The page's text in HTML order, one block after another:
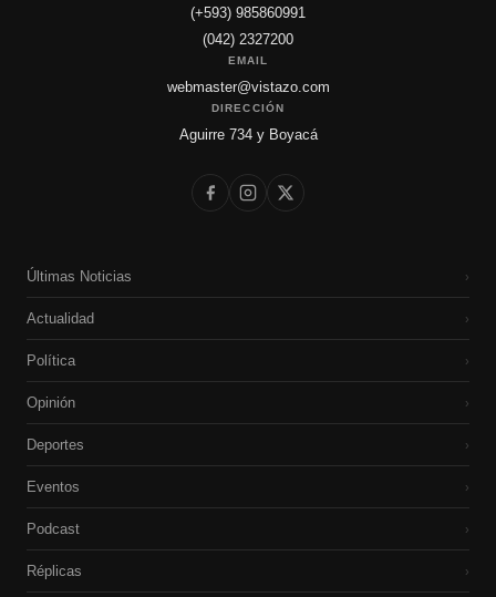
(+593) 985860991
(042) 2327200
EMAIL
webmaster@vistazo.com
DIRECCIÓN
Aguirre 734 y Boyacá
Últimas Noticias ›
Actualidad ›
Política ›
Opinión ›
Deportes ›
Eventos ›
Podcast ›
Réplicas ›